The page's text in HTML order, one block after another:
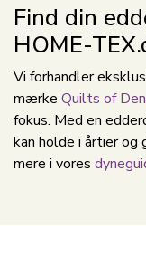
Find din
HOME-
Vi forhandler
mærke Quilts of
fokus. Med en
kan holde i årtier
mere i vores